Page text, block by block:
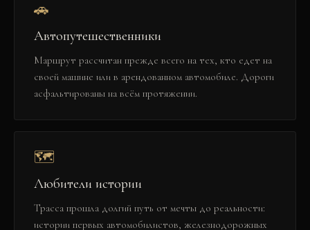
🚗
Автопутешественники
Маршрут рассчитан прежде всего на тех, кто едет на
своей машине или в арендованном автомобиле. Дороги
асфальтированы на всём протяжении.
🗺️
Любители истории
Трасса прошла долгий путь от мечты до реальности:
истории первых автомобилистов, железнодорожных